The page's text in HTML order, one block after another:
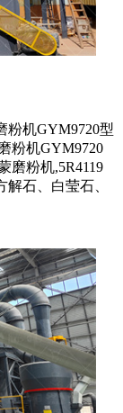
粉机GYM9720型
粉机GYM9720
磨粉机,5R4119
石、白莹石、